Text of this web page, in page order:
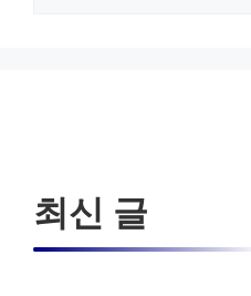
최신 글